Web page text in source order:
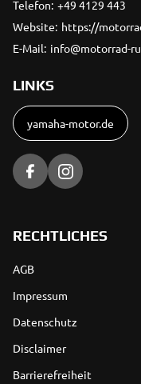
Telefon: +49 4129 443
Website: https://
E-Mail: info@motorrad-
LINKS
yamaha-motor.de
RECHTLICHES
AGB
Impressum
Datenschutz
Disclaimer
Barrierefreiheit